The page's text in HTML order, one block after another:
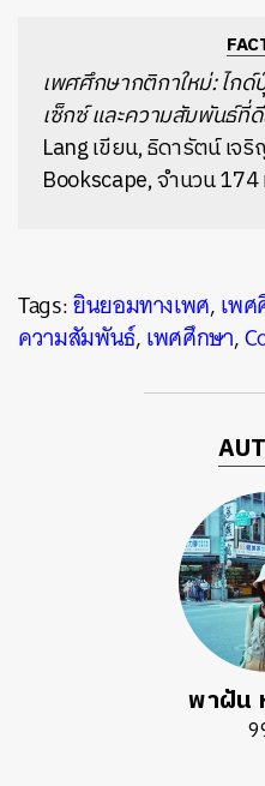
เพศศึกษากติกาใหม่: ไก
เซ็กซ์ และความสัมพันธ์ที่
Lang เขียน, ธิดารัตน์ เ
Bookscape, จำนวน
Tags:ยินยอมทางเพศ,เพ
ความสัมพันธ์,เพศศึกษา,
พาฝัน